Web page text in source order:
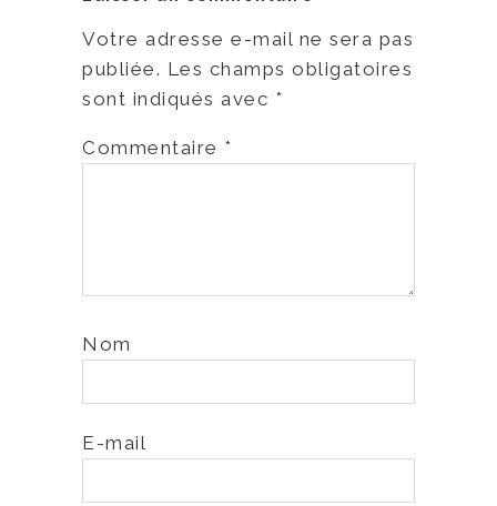
Votre adresse e-mail ne sera pas
publiée. Les champs obligatoires
sont indiqués avec *
Commentaire *
Nom
E-mail